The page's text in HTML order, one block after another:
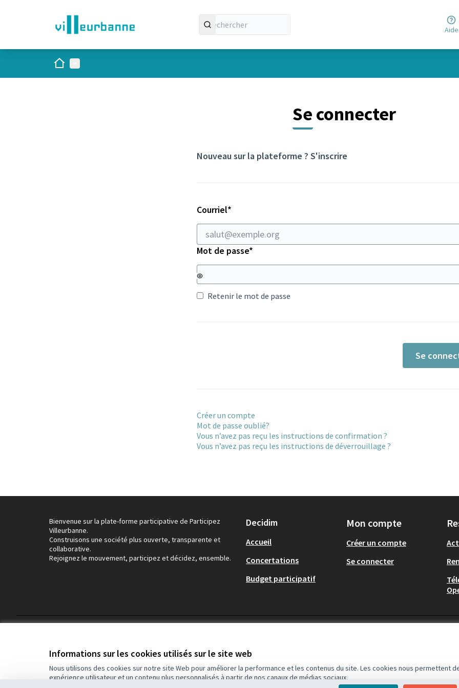
Informations sur les cookies utilisés sur le site web
Nous utilisons des cookies sur notre site Web pour améliorer la performance et les contenus du site. Les cookies nous permettent
expérience utilisateur et un contenu plus personnalisés à partir de nos canaux de médias sociaux.
Aide
AccueilMenu principal
Se connecter
Nouveau sur la plateforme ? S'inscrire
Courriel*
Mot de passe*
Retenir le mot de passe
Se
Créer un compte
Mot de passe oublié?
Vous n’avez pas reçu les instructions de confirmation ?
Vous n’avez pas reçu les instructions de déverrouillage ?
Bienvenue sur la plate-forme participative de Participez
Villeurbanne.
Construisons une société plus ouverte, transparente et
collaborative.
Rejoignez le mouvement, participez et décidez, ensemble.
Decidim
Accueil
Concertations
Budget participatif
Mon compte
Créer un compte
Se connecter